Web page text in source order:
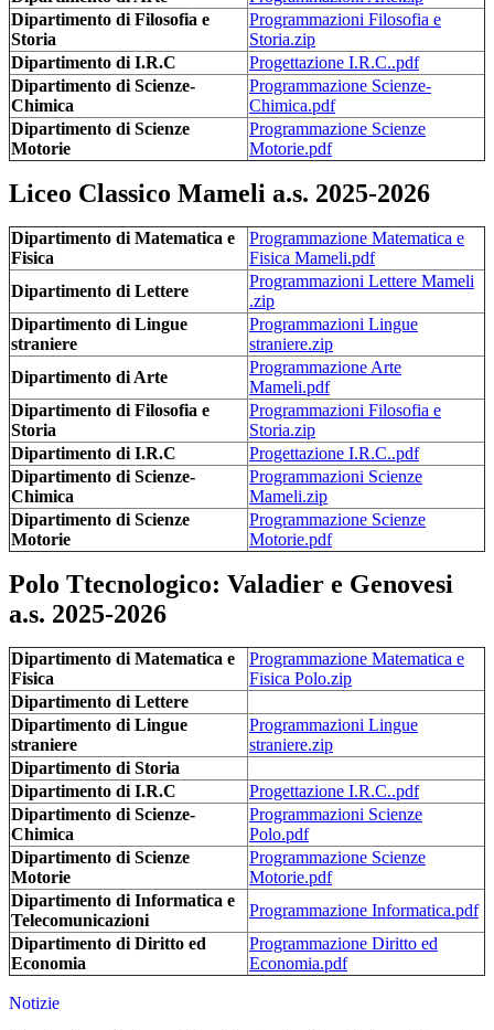
Dipartimento di Filosofia e
Storia
Programmazioni Filosofia e
Storia.zip
Dipartimento di I.R.C
Progettazione I.R.C..pdf
Dipartimento di Scienze-
Chimica
Programmazione Scienze-
Chimica.pdf
Dipartimento di Scienze
Motorie
Programmazione Scienze
Motorie.pdf
Liceo Classico Mameli a.s. 2025-2026
Dipartimento di Matematica e
Fisica
Programmazione Matematica e
Fisica Mameli.pdf
Dipartimento di Lettere
Programmazioni Lettere Mameli
.zip
Dipartimento di Lingue
straniere
Programmazioni Lingue
straniere.zip
Dipartimento di Arte
Programmazione Arte
Mameli.pdf
Dipartimento di Filosofia e
Storia
Programmazioni Filosofia e
Storia.zip
Dipartimento di I.R.C
Progettazione I.R.C..pdf
Dipartimento di Scienze-
Chimica
Programmazioni Scienze
Mameli.zip
Dipartimento di Scienze
Motorie
Programmazione Scienze
Motorie.pdf
Polo Ttecnologico: Valadier e Genovesi
a.s. 2025-2026
Dipartimento di Matematica e
Fisica
Programmazione Matematica e
Fisica Polo.zip
Dipartimento di Lettere
Dipartimento di Lingue
straniere
Programmazioni Lingue
straniere.zip
Dipartimento di Storia
Dipartimento di I.R.C
Progettazione I.R.C..pdf
Dipartimento di Scienze-
Chimica
Programmazioni Scienze
Polo.pdf
Dipartimento di Scienze
Motorie
Programmazione Scienze
Motorie.pdf
Dipartimento di Informatica e
Telecomunicazioni
Programmazione Informatica.pdf
Dipartimento di Diritto ed
Economia
Programmazione Diritto ed
Economia.pdf
Notizie